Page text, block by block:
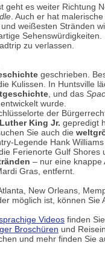
geht es weiter Richtung
. Auch er hat
weißesten Stränden
zu verlassen.
geschrieben.
Kulissen. In Huntsville
, und das
wurde.
der
King Jr. gepredigt
Sie auch die
Legende Hank
Ferienorte Gulf
– nur eine
Gras, entfernt.
New Orleans,
möglich ist, können Sie
Videos finden
Broschüren und
und mehr finden Sie